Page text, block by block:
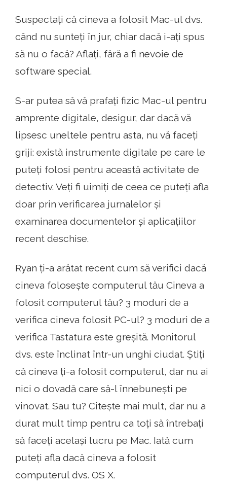
Suspectați că cineva a folosit Mac-ul dvs.
când nu sunteți în jur, chiar dacă i-ați spus
să nu o facă? Aflați, fără a fi nevoie de
software special.
S-ar putea să vă prafați fizic Mac-ul pentru
amprente digitale, desigur, dar dacă vă
lipsesc uneltele pentru asta, nu vă faceți
griji: există instrumente digitale pe care le
puteți folosi pentru această activitate de
detectiv. Veți fi uimiți de ceea ce puteți afla
doar prin verificarea jurnalelor și
examinarea documentelor și aplicațiilor
recent deschise.
Ryan ți-a arătat recent cum să verifici dacă
cineva folosește computerul tău Cineva a
folosit computerul tău? 3 moduri de a
verifica cineva folosit PC-ul? 3 moduri de a
verifica Tastatura este greșită. Monitorul
dvs. este înclinat într-un unghi ciudat. Știți
că cineva ți-a folosit computerul, dar nu ai
nici o dovadă care să-l înnebunești pe
vinovat. Sau tu? Citește mai mult, dar nu a
durat mult timp pentru ca toți să întrebați
să faceți același lucru pe Mac. Iată cum
puteți afla dacă cineva a folosit
computerul dvs. OS X.